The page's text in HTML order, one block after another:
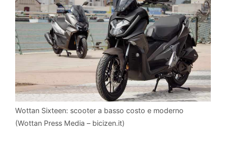
Wottan Sixteen: scooter a basso costo e moderno
(Wottan Press Media – bicizen.it)